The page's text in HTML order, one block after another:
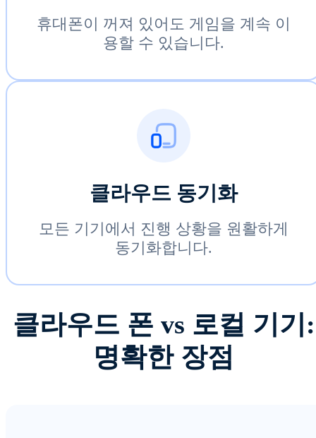
휴대폰이 꺼져 있어도 게임을 계속 이
용할 수 있습니다.
클라우드 동기화
모든 기기에서 진행 상황을 원활하게
동기화합니다.
클라우드 폰 vs 로컬 기기:
명확한 장점